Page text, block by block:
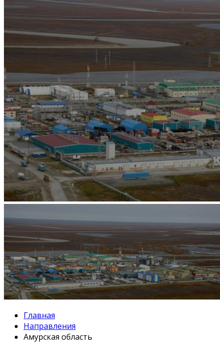
Главная
Направления
Амурская область